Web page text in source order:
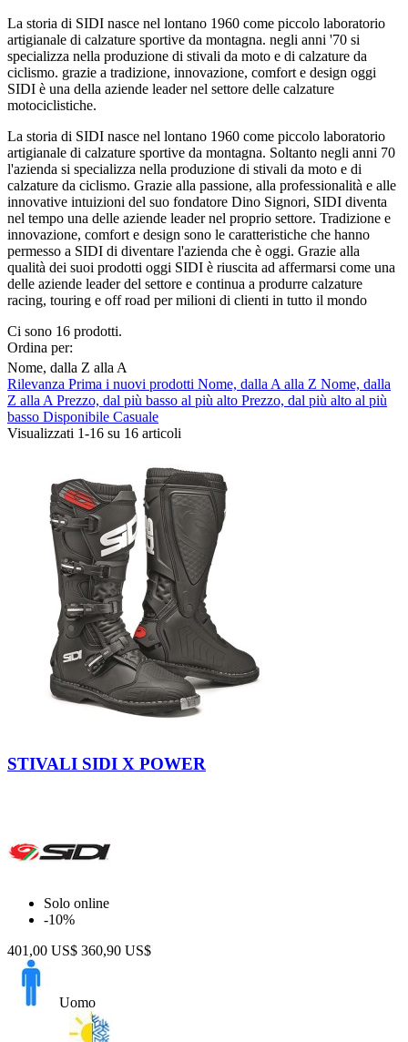
La storia di SIDI nasce nel lontano 1960 come piccolo laboratorio
artigianale di calzature sportive da montagna. negli anni '70 si
specializza nella produzione di stivali da moto e di calzature da
ciclismo. grazie a tradizione, innovazione, comfort e design oggi
SIDI è una della aziende leader nel settore delle calzature
motociclistiche.
La storia di SIDI nasce nel lontano 1960 come piccolo laboratorio
artigianale di calzature sportive da montagna. Soltanto negli anni 70
l'azienda si specializza nella produzione di stivali da moto e di
calzature da ciclismo. Grazie alla passione, alla professionalità e alle
innovative intuizioni del suo fondatore Dino Signori, SIDI diventa
nel tempo una delle aziende leader nel proprio settore. Tradizione e
innovazione, comfort e design sono le caratteristiche che hanno
permesso a SIDI di diventare l'azienda che è oggi. Grazie alla
qualità dei suoi prodotti oggi SIDI è riuscita ad affermarsi come una
delle aziende leader del settore e continua a produrre calzature
racing, touring e off road per milioni di clienti in tutto il mondo
Ci sono 16 prodotti.
Ordina per:
Nome, dalla Z alla A
Rilevanza Prima i nuovi prodotti Nome, dalla A alla Z Nome, dalla
Z alla A Prezzo, dal più basso al più alto Prezzo, dal più alto al più
basso Disponibile Casuale
Visualizzati 1-16 su 16 articoli
STIVALI SIDI X POWER
Solo online
-10%
401,00 US$ 360,90 US$
Uomo